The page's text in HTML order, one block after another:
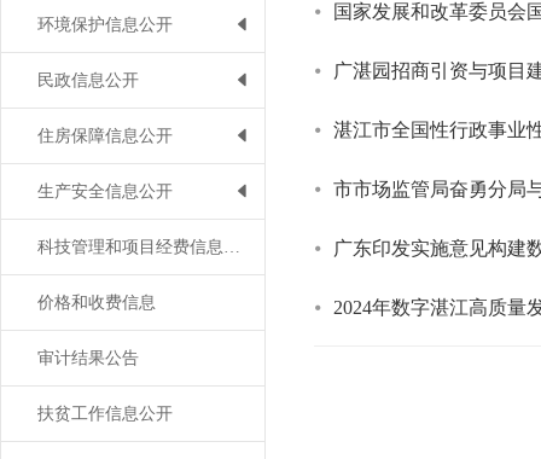
环境保护信息公开
民政信息公开
住房保障信息公开
生产安全信息公开
科技管理和项目经费信息公开
价格和收费信息
审计结果公告
扶贫工作信息公开
国家发展和改革委员会
广湛园招商引资与项目
湛江市全国性行政事业
市市场监管局奋勇分局
广东印发实施意见构建
2024年数字湛江高质量